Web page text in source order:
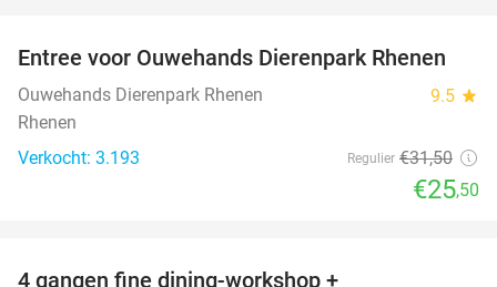
19%
Entree voor Ouwehands Dierenpark Rhenen
Ouwehands Dierenpark Rhenen 9.5 star
Rhenen
Verkocht: 3.193
Regulier €31,50
€25,50
4 gangen fine dining-workshop +